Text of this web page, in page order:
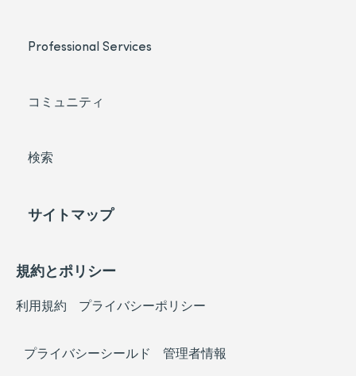
Professional Services
コミュニティ
検索
サイトマップ
規約とポリシー
利用規約 プライバシーポリシー
プライバシーシールド 管理者情報